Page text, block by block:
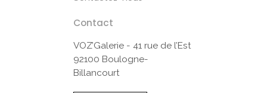
Contact
VOZ’Galerie - 41 rue de l’Est
92100 Boulogne-
Billancourt